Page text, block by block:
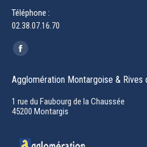
Téléphone :
02.38.07.16.70
Trouvez nous sur :
Facebook
opens
in
new
Agglomération Montargoise & Rives
1 rue du Faubourg de la Chaussée
45200 Montargis